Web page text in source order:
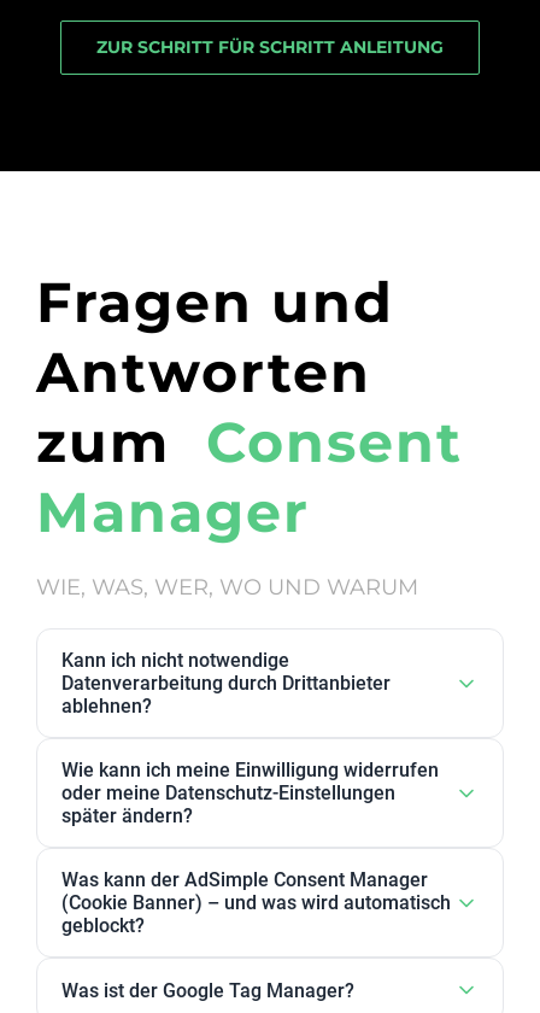
ZUR SCHRITT FÜR SCHRITT ANLEITUNG
Fragen und
Antworten
zum Consent
Manager
WIE, WAS, WER, WO UND WARUM
Kann ich nicht notwendige
Datenverarbeitung durch Drittanbieter
ablehnen?
nicht notwendig eingestuft haben, kann in den
Datenschutz-Einstellungen abgelehnt werden. Sie
Zweckgruppen akzeptieren oder ablehnen.
Wie kann ich meine Einwilligung widerrufen
oder meine Datenschutz-Einstellungen
später ändern?
ändern. Außerdem können Sie Ihre Zustimmung
jederzeit widerrufen, indem Sie Ihre Einwilligungen
Was kann der AdSimple Consent Manager
(Cookie Banner) – und was wird automatisch
geblockt?
JavaScript-Lösung oder WordPress-Plugin verfügbar
Was ist der Google Tag Manager?